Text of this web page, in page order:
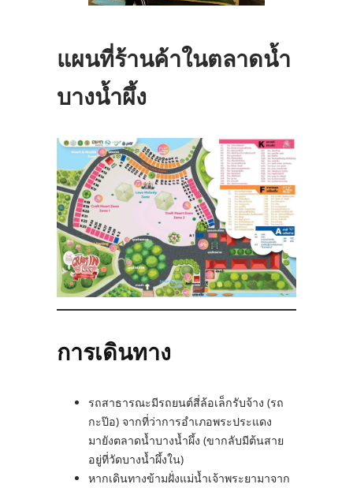
แผนที่ร้านค้าในตลาดน้ำ
บางน้ำผึ้ง
การเดินทาง
รถสาธารณะมีรถยนต์สี่ล้อเล็กรับจ้าง (รถ
กะป๊อ) จากที่ว่าการอำเภอพระประแดง
มายังตลาดน้ำบางน้ำผึ้ง (ขากลับมีต้นสาย
อยู่ที่วัดบางน้ำผึ้งใน)
หากเดินทางข้ามฝั่งแม่น้ำเจ้าพระยามาจาก